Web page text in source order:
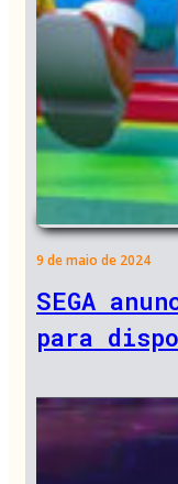
9 de maio de 2024
SEGA
para